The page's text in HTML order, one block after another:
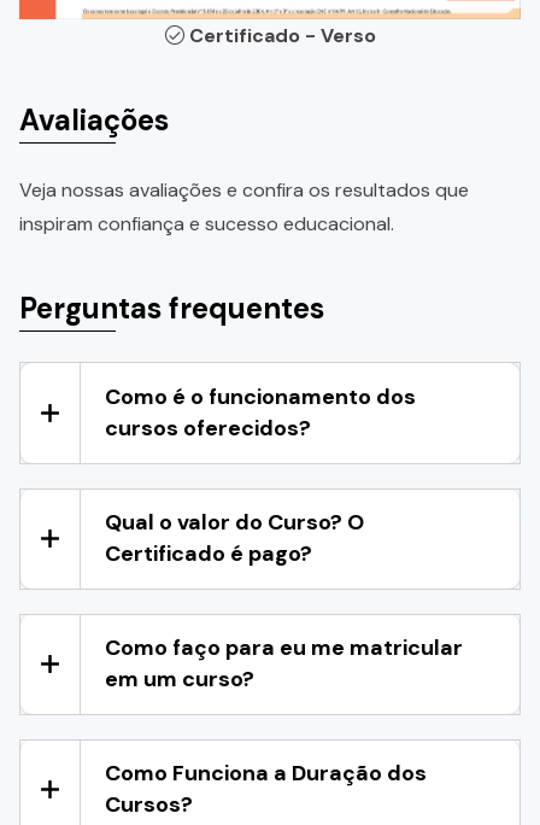
Certificado - Verso
Avaliações
Veja nossas avaliações e confira os resultados que
inspiram confiança e sucesso educacional.
Perguntas frequentes
Como é o funcionamento dos
cursos oferecidos?
Qual o valor do Curso? O
Certificado é pago?
Como faço para eu me matricular
em um curso?
Como Funciona a Duração dos
Cursos?